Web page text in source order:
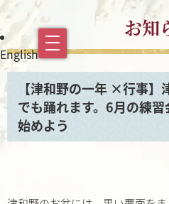
English
お知
【津和野の一年 ×行事
でも踊れます。6月の練
始めよう